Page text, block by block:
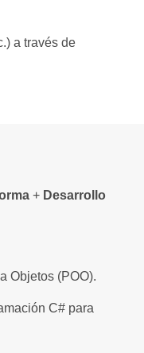
a través de
+ Desarrollo
Objetos (POO).
C# para